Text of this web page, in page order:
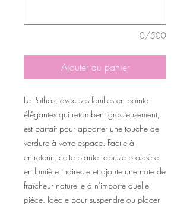
0/500
Ajouter au panier
Le Pothos, avec ses feuilles en pointe
élégantes qui retombent gracieusement,
est parfait pour apporter une touche de
verdure à votre espace. Facile à
entretenir, cette plante robuste prospère
en lumière indirecte et ajoute une note de
fraîcheur naturelle à n'importe quelle
pièce. Idéale pour suspendre ou placer